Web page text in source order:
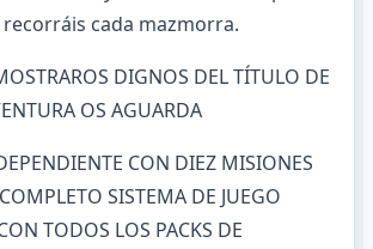
cada mazmorra.
DIGNOS DEL TÍTULO DE
OS AGUARDA
CON DIEZ MISIONES
SISTEMA DE JUEGO
TODOS LOS PACKS DE